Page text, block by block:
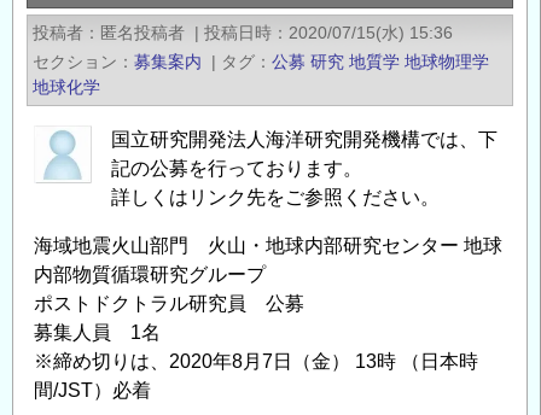
主
任
研
究
員、
副
研
究
員
も
し
く
法
人
海
洋
研
究
機
構
海
域
地
震
投稿者 匿名投稿者 | 投稿日時
2020/07/15(水) 15:36
セクション
募集案内 | タグ 公募 研究 地質学 地球物理学
地球化学
国立研究開発法人海洋研究開発機構では、下
記の公募を行っております。
詳しくはリンク先をご参照ください。
海域地震火山部門 火山・地球内部研究センター 地球
内部物質循環研究グループ
ポストドクトラル研究員 公募
募集人員 1名
※締め切りは、2020年8月7日（金） 13時 （日本時
間/JST）必着